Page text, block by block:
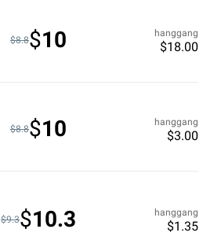
$8.8$10 hanggang
$18.00
$8.8$10 hanggang
$3.00
$9.3$10.3 hanggang
$1.35